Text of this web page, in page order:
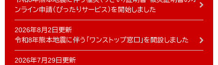
ンライン申請（ぴったりサービス）を開始しました
2026年8月2日更新
令和8年熊本地震に伴う「ワンストップ窓口」を開設しました
2026年7月29日更新